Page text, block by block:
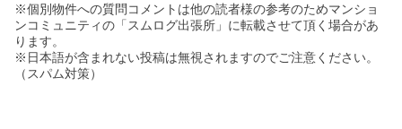
※個別物件への質問コメントは他の読者様の参考のためマンショ
ンコミュニティの「スムログ出張所」に転載させて頂く場合があ
ります。
※日本語が含まれない投稿は無視されますのでご注意ください。
（スパム対策）